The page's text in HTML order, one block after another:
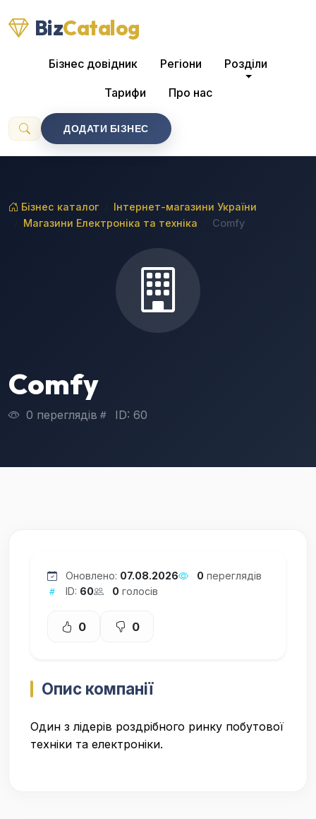
BizCatalog
Бізнес довідник Регіони Розділи
Тарифи Про нас
ДОДАТИ БІЗНЕС
Бізнес каталог
Інтернет-магазини України
Магазини Електроніка та техніка
Comfy
Comfy
0 переглядів ID: 60
Оновлено: 07.08.2026 0 переглядів
ID: 60 0 голосів
0 0
Опис компанії
Один з лідерів роздрібного ринку побутової
техніки та електроніки.